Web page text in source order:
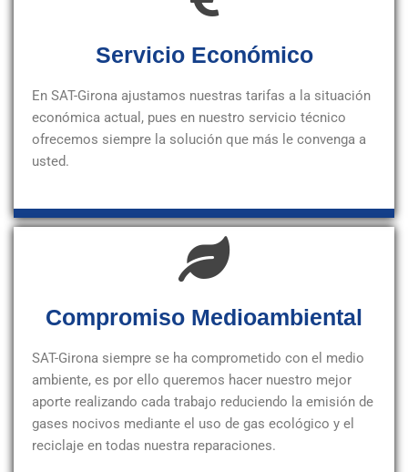
Servicio Económico
En SAT-Girona ajustamos nuestras tarifas a la situación
económica actual, pues en nuestro servicio técnico
ofrecemos siempre la solución que más le convenga a
usted.
Compromiso Medioambiental
SAT-Girona siempre se ha comprometido con el medio
ambiente, es por ello queremos hacer nuestro mejor
aporte realizando cada trabajo reduciendo la emisión de
gases nocivos mediante el uso de gas ecológico y el
reciclaje en todas nuestra reparaciones.